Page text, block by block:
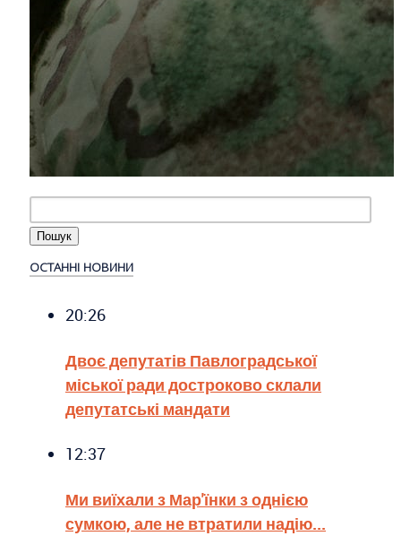
ОСТАННІ НОВИНИ
20:26
Двоє депутатів Павлоградської
міської ради достроково склали
депутатські мандати
12:37
Ми виїхали з Мар'їнки з однією
сумкою, але не втратили надію...